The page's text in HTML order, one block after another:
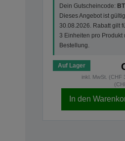
Dein Gutscheincode:
Dieses Angebot ist
30.08.2026. Rabatt gilt
3 Einheiten pro Produkt
Bestellung.
Auf Lager
inkl. MwSt. (CHF
In den